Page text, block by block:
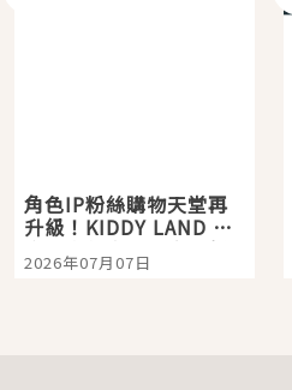
角色IP粉絲購物天堂再
升級！KIDDY LAND 原
宿店吉伊卡哇迎客，新
開幕 OMOKADO 店3分
2026年07月07日